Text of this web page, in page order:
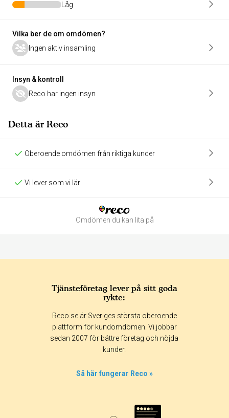
Låg
Vilka ber de om omdömen?
Ingen aktiv insamling
Insyn & kontroll
Reco har ingen insyn
Detta är Reco
Oberoende omdömen från riktiga kunder
Vi lever som vi lär
Omdömen du kan lita på
365 dagar 90 dagar
30 dagar
Tjänsteföretag lever på sitt goda
rykte:
Reco.se är Sveriges största oberoende
plattform för kundomdömen. Vi jobbar
sedan 2007 för bättre företag och nöjda
kunder.
Så här fungerar Reco »